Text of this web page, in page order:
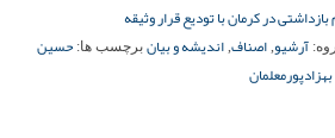
در کرمان با تودیع قرار وثیقه
آرشیو, اصناف, اندیشه و بیان برچسب ها: حسین
معلمان